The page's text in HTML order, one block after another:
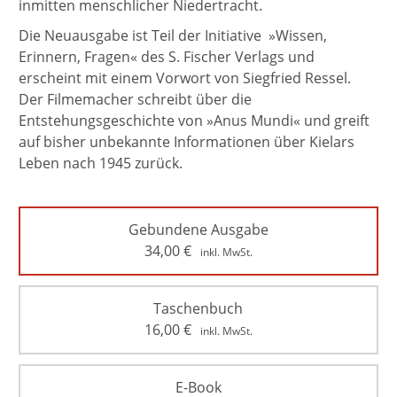
inmitten menschlicher Niedertracht.
Die Neuausgabe ist Teil der Initiative »Wissen,
Erinnern, Fragen« des S. Fischer Verlags und
erscheint mit einem Vorwort von Siegfried Ressel.
Der Filmemacher schreibt über die
Entstehungsgeschichte von »Anus Mundi« und greift
auf bisher unbekannte Informationen über Kielars
Leben nach 1945 zurück.
Gebundene Ausgabe
34,00€ inkl. MwSt.
Taschenbuch
16,00€ inkl. MwSt.
E-Book